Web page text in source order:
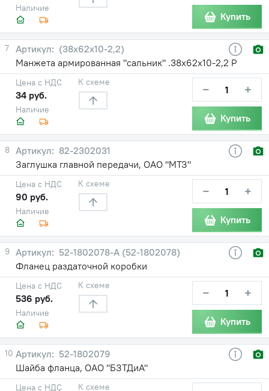
Наличие
Купить
7
(38х62х10-2,2)
Манжета армированная "сальник" .38х62х10-2,2 Р
Наличие
Цена с НДС
34 руб.
К схеме − +
Купить
8
82-2302031
Заглушка главной передачи, ОАО "МТЗ"
Наличие
Цена с НДС
90 руб.
К схеме − +
Купить
9
52-1802078-А (52-1802078)
Фланец раздаточной коробки
Наличие
Цена с НДС
536 руб.
К схеме − +
Купить
10
52-1802079
Шайба фланца, ОАО "БЗТДиА"
Цена с НДС К схеме